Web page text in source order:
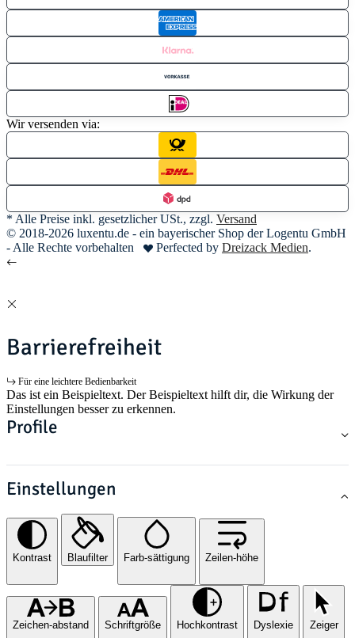
Wir versenden via:
* Alle Preise inkl. gesetzlicher USt., zzgl. Versand
© 2018-2026 luxentu.de - ein bayerischer Shop der Logentu GmbH
- Alle Rechte vorbehalten
Perfected by Dreizack Medien.
Barrierefreiheit
Für eine leichtere Bedienbarkeit
Das ist ein Beispieltext. Der Beispieltext hilft dir, die Wirkung der
Einstellungen besser zu erkennen.
Profile
Einstellungen
Kontrast Blaufilter Farb-sättigung Zeilen-höhe
Zeichen-abstand Schriftgröße Hochkontrast Dyslexie Zeiger